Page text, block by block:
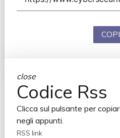
close
Codice Rss
Clicca sul pulsante per
negli appunti.
RSS link